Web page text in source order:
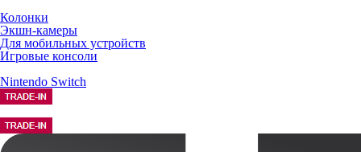
Колонки
Экшн-камеры
Для мобильных устройств
Игровые консоли
Nintendo Switch